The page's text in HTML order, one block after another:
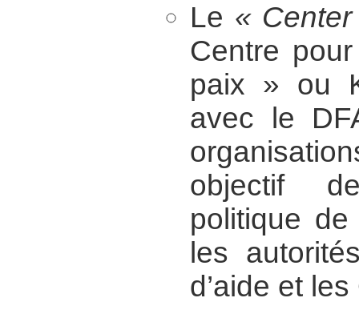
Le «
Centre
paix » ou
avec le
objectif
politique
les
d’aide et